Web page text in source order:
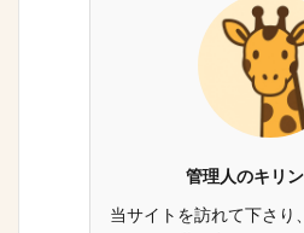
管理人のキリン
当サイトを訪れて下さり